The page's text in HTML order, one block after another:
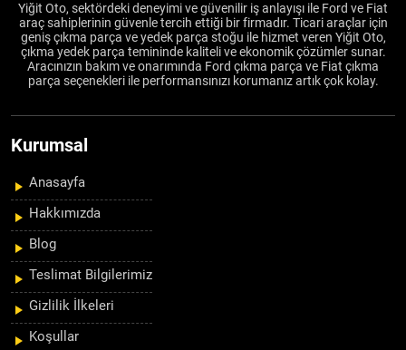
Yiğit Oto, sektördeki deneyimi ve güvenilir iş anlayışı ile Ford ve Fiat
araç sahiplerinin güvenle tercih ettiği bir firmadır. Ticari araçlar için
geniş çıkma parça ve yedek parça stoğu ile hizmet veren Yiğit Oto,
çıkma yedek parça temininde kaliteli ve ekonomik çözümler sunar.
Aracınızın bakım ve onarımında Ford çıkma parça ve Fiat çıkma
parça seçenekleri ile performansınızı korumanız artık çok kolay.
Kurumsal
Anasayfa
Hakkımızda
Blog
Teslimat Bilgilerimiz
Gizlilik İlkeleri
Koşullar